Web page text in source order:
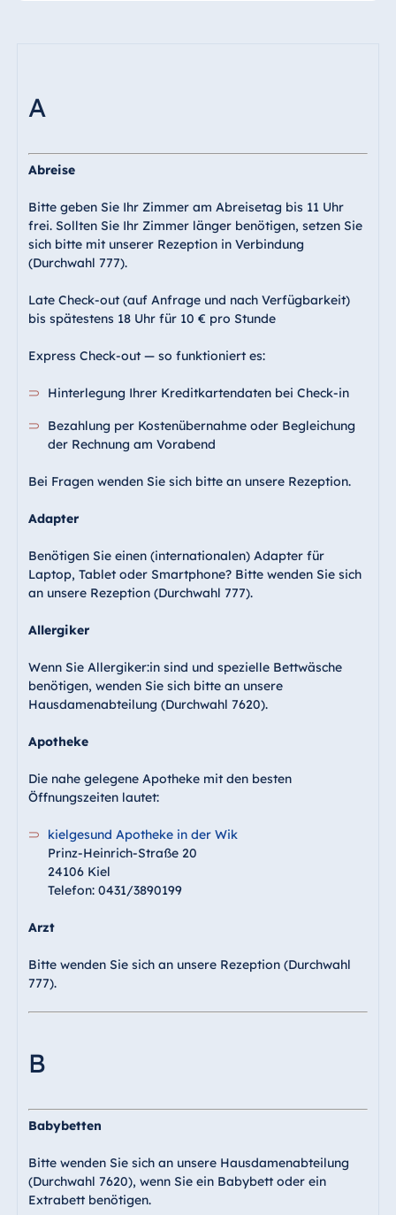
Resort & Spa
A
Abreise
Bitte geben Sie Ihr Zimmer am Abreisetag bis 11 Uhr
frei. Sollten Sie Ihr Zimmer länger benötigen, setzen Sie
sich bitte mit unserer Rezeption in Verbindung
(Durchwahl 777).
Late Check-out (auf Anfrage und nach Verfügbarkeit)
bis spätestens 18 Uhr für 10 € pro Stunde
Express Check-out — so funktioniert es:
Hinterlegung Ihrer Kreditkartendaten bei Check-in
Bezahlung per Kostenübernahme oder Begleichung
der Rechnung am Vorabend
Bei Fragen wenden Sie sich bitte an unsere Rezeption.
Adapter
Benötigen Sie einen (internationalen) Adapter für
Laptop, Tablet oder Smartphone? Bitte wenden Sie sich
an unsere Rezeption (Durchwahl 777).
Allergiker
Wenn Sie Allergiker:in sind und spezielle Bettwäsche
benötigen, wenden Sie sich bitte an unsere
Hausdamenabteilung (Durchwahl 7620).
Apotheke
Die nahe gelegene Apotheke mit den besten
Öffnungszeiten lautet:
kielgesund Apotheke in der Wik
Prinz-Heinrich-Straße 20
24106 Kiel
Telefon: 0431/3890199
Arzt
Bitte wenden Sie sich an unsere Rezeption (Durchwahl
777).
B
Babybetten
Bitte wenden Sie sich an unsere Hausdamenabteilung
(Durchwahl 7620), wenn Sie ein Babybett oder ein
Extrabett benötigen.